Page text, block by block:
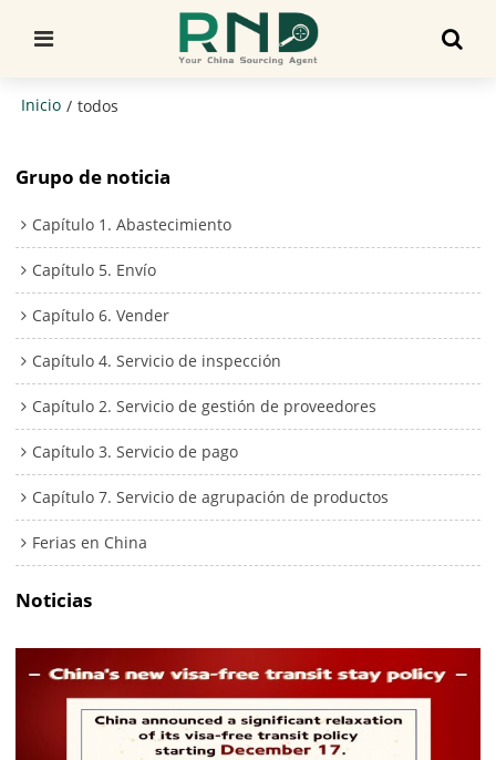
Inicio / todos
Grupo de noticia
Capítulo 1. Abastecimiento
Capítulo 5. Envío
Capítulo 6. Vender
Capítulo 4. Servicio de inspección
Capítulo 2. Servicio de gestión de proveedores
Capítulo 3. Servicio de pago
Capítulo 7. Servicio de agrupación de productos
Ferias en China
Noticias